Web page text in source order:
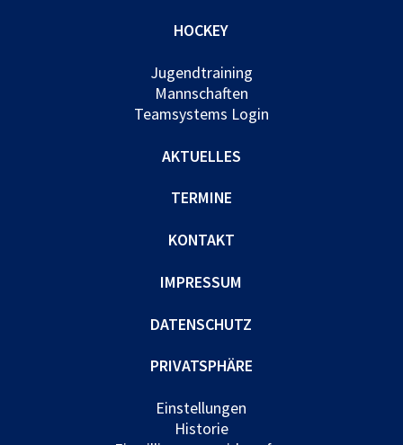
HOCKEY
Jugendtraining
Mannschaften
Teamsystems Login
AKTUELLES
TERMINE
KONTAKT
IMPRESSUM
DATENSCHUTZ
PRIVATSPHÄRE
Einstellungen
Historie